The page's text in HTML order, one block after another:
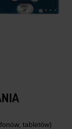
tabletów)